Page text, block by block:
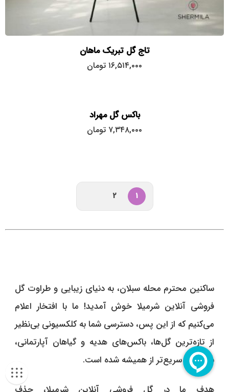
تاج گل تبریک ماهان
۱۶,۵۱۴,۰۰۰ تومان
باکس گل مهراد
۷,۳۴۸,۰۰۰ تومان
1
2
ساکنین محترم محله سبلان، به دنیای زیبایی و طراوت گل
فروشی آنلاین شرمیلا خوش آمدید! ما با افتخار اعلام
می‌کنیم که از این پس، دسترسی شما به کلکسیونی بی‌نظیر
از تازه‌ترین گل‌ها، باکس‌های هدیه و گیاهان آپارتمانی،
ساده‌تر و سریع‌تر از همیشه شده است.